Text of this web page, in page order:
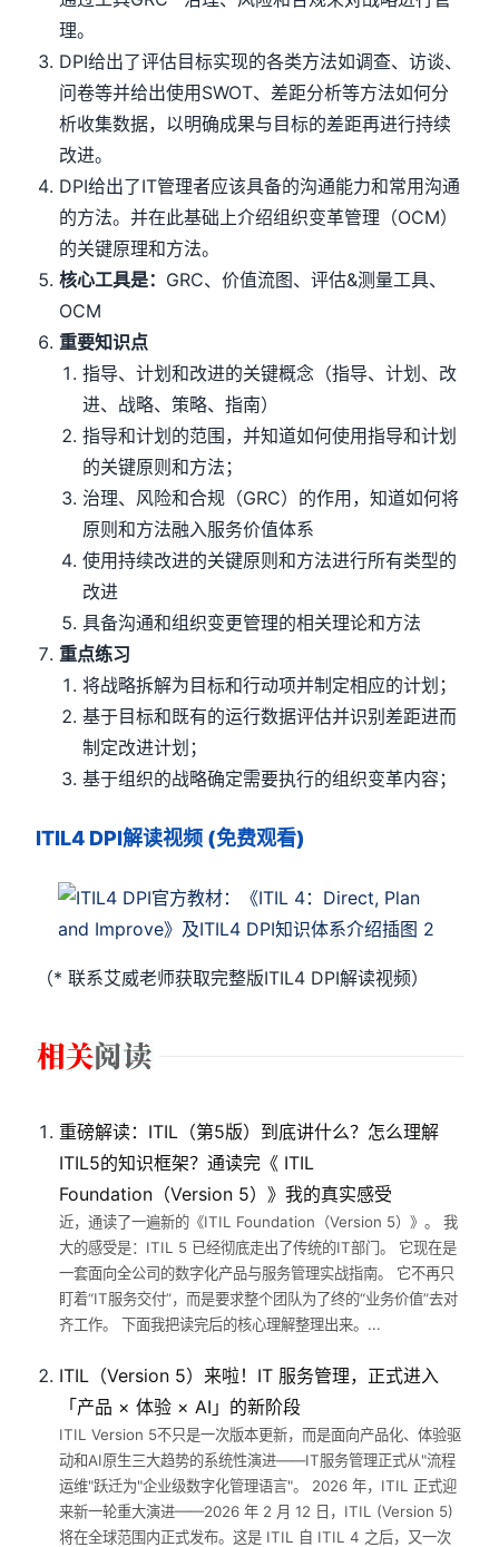
理。
DPI给出了评估目标实现的各类方法如调查、访谈、
问卷等并给出使用SWOT、差距分析等方法如何分
析收集数据，以明确成果与目标的差距再进行持续
改进。
DPI给出了IT管理者应该具备的沟通能力和常用沟通
的方法。并在此基础上介绍组织变革管理（OCM）
的关键原理和方法。
核心工具是： GRC、价值流图、评估&测量工具、
OCM
重要知识点
指导、计划和改进的关键概念（指导、计划、改
进、战略、策略、指南）
指导和计划的范围，并知道如何使用指导和计划
的关键原则和方法；
治理、风险和合规（GRC）的作用，知道如何将
原则和方法融入服务价值体系
使用持续改进的关键原则和方法进行所有类型的
改进
具备沟通和组织变更管理的相关理论和方法
重点练习
将战略拆解为目标和行动项并制定相应的计划；
基于目标和既有的运行数据评估并识别差距进而
制定改进计划；
基于组织的战略确定需要执行的组织变革内容；
ITIL4 DPI解读视频 (免费观看)
（* 联系艾威老师获取完整版ITIL4 DPI解读视频）
重磅解读：ITIL（第5版）到底讲什么？怎么理解
ITIL5的知识框架？通读完《 ITIL
Foundation（Version 5）》我的真实感受
近，通读了一遍新的《ITIL Foundation（Version 5）》。 我
大的感受是：ITIL 5 已经彻底走出了传统的IT部门。 它现在是
一套面向全公司的数字化产品与服务管理实战指南。 它不再只
盯着“IT服务交付”，而是要求整个团队为了终的“业务价值”去对
齐工作。 下面我把读完后的核心理解整理出来。...
ITIL（Version 5）来啦！IT 服务管理，正式进入
「产品 × 体验 × AI」的新阶段
ITIL Version 5不只是一次版本更新，而是面向产品化、体验驱
动和AI原生三大趋势的系统性演进——IT服务管理正式从"流程
运维"跃迁为"企业级数字化管理语言"。 2026 年，ITIL 正式迎
来新一轮重大演进——2026 年 2 月 12 日，ITIL (Version 5)
将在全球范围内正式发布。这是 ITIL 自 ITIL 4 之后，又一次